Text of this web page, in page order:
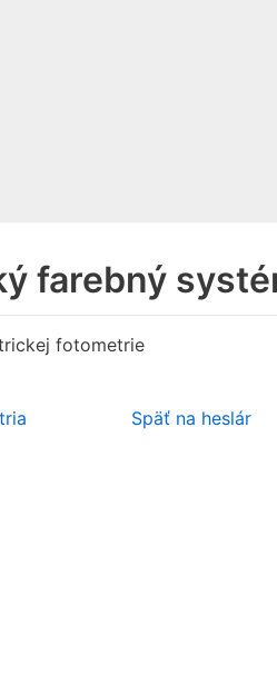
farebný
fotometrie
Späť na heslár